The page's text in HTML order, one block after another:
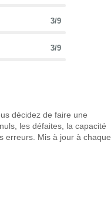
3/9
3/9
décidez de faire une
les défaites, la capacité
erreurs. Mis à jour à chaque